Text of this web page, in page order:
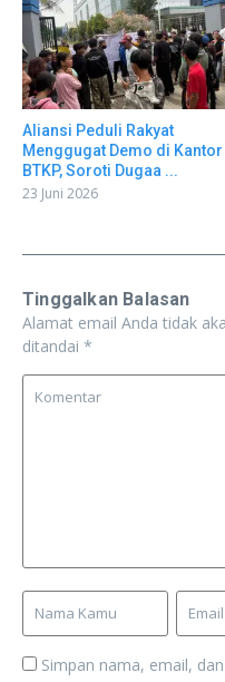
Aliansi Peduli Rakyat
Menggugat Demo di Kantor
BTKP, Soroti Dugaa ...
23 Juni 2026
Tinggalkan Balasan
Alamat email Anda tidak
ditandai *
Simpan nama, email,